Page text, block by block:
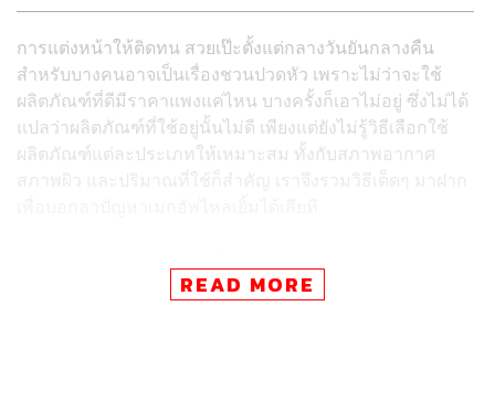
การแต่งหน้าให้ติดทน สวยเป๊ะตั้งแต่กลางวันยันกลางคืน
สำหรับบางคนอาจเป็นเรื่องชวนปวดหัว เพราะไม่ว่าจะใช้
ผลิตภัณฑ์ที่ดีมีราคาแพงแค่ไหน บางครั้งก็เอาไม่อยู่ ซึ่งไม่ได้
แปลว่าผลิตภัณฑ์ที่ใช้อยู่นั้นไม่ดี เพียงแต่ยังไม่รู้วิธีเลือกใช้
ผลิตภัณฑ์แต่ละประเภทให้เหมาะสม ทั้งกับสภาพอากาศ
หลายคนรู้จักประโยชน์ของไพรเมอร์เป็นอย่างดี การเลือก
READ MORE